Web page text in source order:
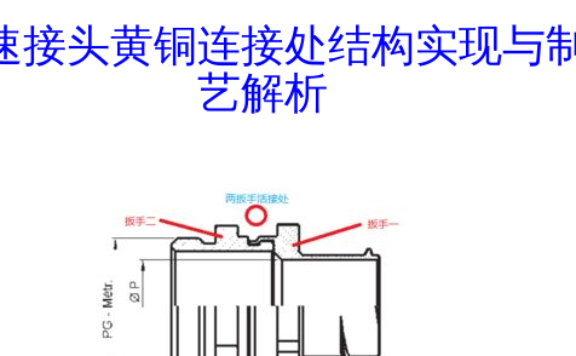
接头黄铜连接处结构实现与
艺解析